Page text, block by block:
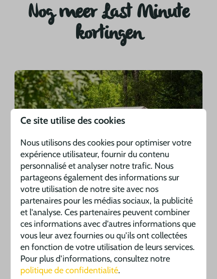
Nog meer Last Minute
kortingen
Tente lodge St. Emilion Deluxe
Boek de St. Emilion Deluxe van 12 juli tot 26 juli
met 25% korting!
Ce site utilise des cookies
Nous utilisons des cookies pour optimiser votre
expérience utilisateur, fournir du contenu
personnalisé et analyser notre trafic. Nous
partageons également des informations sur
votre utilisation de notre site avec nos
partenaires pour les médias sociaux, la publicité
et l'analyse. Ces partenaires peuvent combiner
ces informations avec d'autres informations que
vous leur avez fournies ou qu'ils ont collectées
en fonction de votre utilisation de leurs services.
Pour plus d'informations, consultez notre
politique de confidentialité.